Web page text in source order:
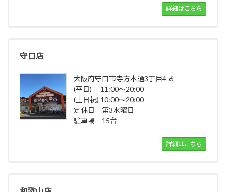
詳細はこちら
守口店
大阪府守口市寺方本通3丁目4-6
(平日) 11:00～20:00
(土日祝) 10:00～20:00
定休日 第3水曜日
駐車場 15台
詳細はこちら